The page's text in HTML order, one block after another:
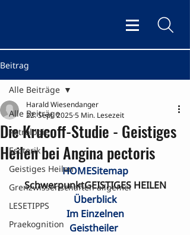
Beitrag
Alle Beiträge
Astrologie
Esoterik
Geistiges Heilen
Grenzwissenschaften allgemei
LESETIPPS
Praekognition
Alle Beiträge
Die Krucoff-Studie - Geistiges
Heilen bei Angina pectoris
Harald Wiesendanger
22. Sept. 20255 Min. Lesezeit
HOMESitemap
SchwerpunktGEISTIGES HEILEN
Überblick
Im Einzelnen
Geistheiler